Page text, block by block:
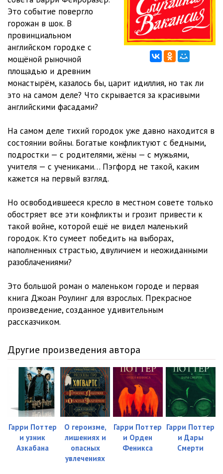
a000011 09:48
a000012 08:55
a000013
a000014
a000015 14:36
a000016
a000017 13:19
a000018
a000019 00:26
a000021 02:52
a000022
a000023 05:49
a000025 05:19
a000026
a000028
a000029 18:25
a000030 10:53
a000031 11:29
a000032 25:06
a000033 08:17
Это событие повергло
горожан в шок. В
провинциальном
английском городке с
мощёной рыночной
площадью и древним
монастырём, казалось бы, царит идиллия, но так ли
это на самом деле? Что скрывается за красивыми
английскими фасадами?
На самом деле тихий городок уже давно находится в
состоянии войны. Богатые конфликтуют с бедными,
подростки — с родителями, жёны — с мужьями,
учителя — с учениками… Пэгфорд не такой, каким
кажется на первый взгляд.
Но освободившееся кресло в местном совете только
обостряет все эти конфликты и грозит привести к
такой войне, которой ещё не видел маленький
городок. Кто сумеет победить на выборах,
наполненных страстью, двуличием и неожиданными
разоблачениями?
Это большой роман о маленьком городе и первая
книга Джоан Роулинг для взрослых. Прекрасное
произведение, созданное удивительным
рассказчиком.
Другие произведения автора
Гарри Поттер
и узник
Азкабана
О героизме,
лишениях и
опасных
увлечениях
Гарри Поттер
и Орден
Феникса
Гарри Поттер
и Дары
Смерти